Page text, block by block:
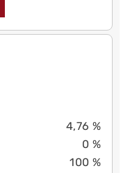
4,76 %
0 %
100 %